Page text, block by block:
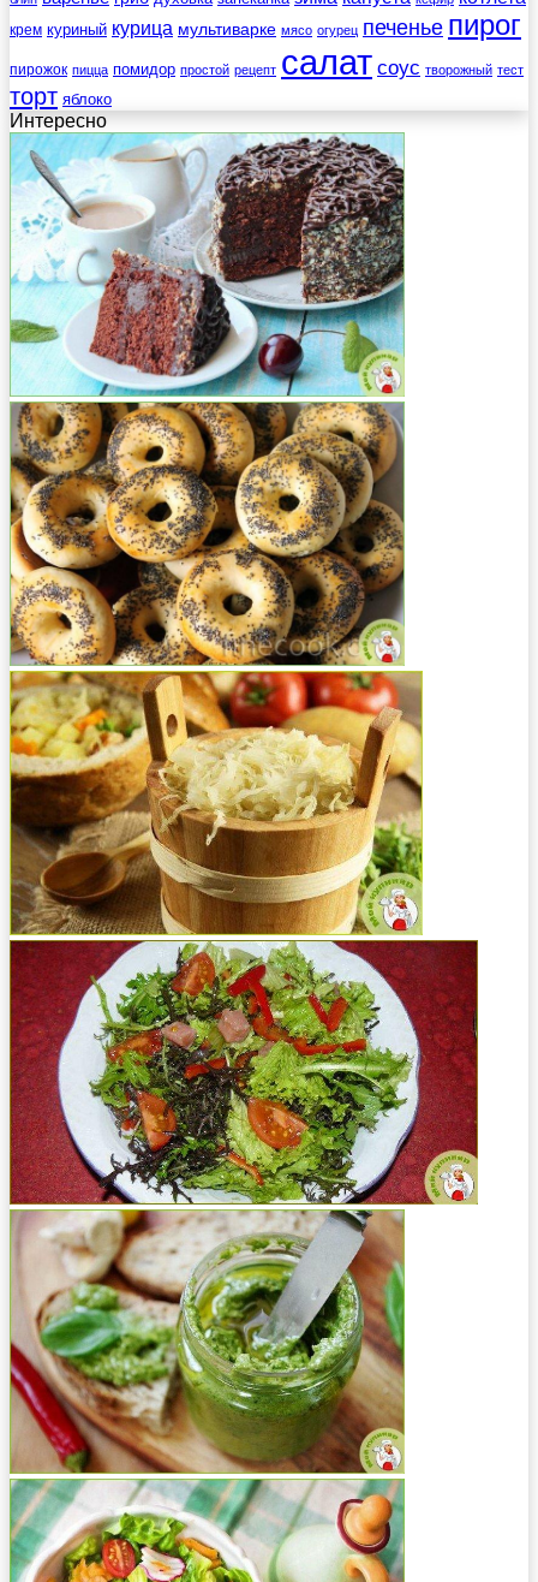
крем куриный курица мультиварке мясо огурец печенье пирог
пирожок пицца помидор простой рецепт салат соус творожный тест
торт яблоко
Интересно